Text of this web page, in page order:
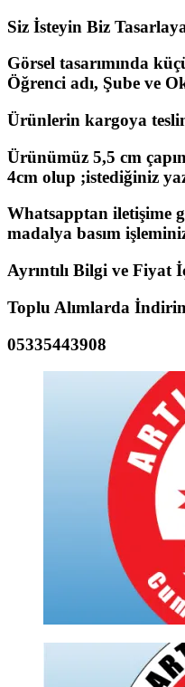
Siz İsteyin Biz
Görsel tasarımında
Öğrenci adı, Şube ve
Ürünlerin kargoya
Ürünümüz 5,5 cm
4cm olup ;istediğiniz
Whatsapptan iletişime
madalya basım
Ayrıntılı Bilgi ve Fiyat
Toplu Alımlarda
05335443908